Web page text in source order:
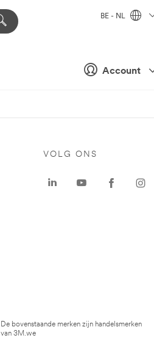
Account
BE - NL
VOLG ONS
De bovenstaande merken zijn handelsmerken
van 3M.we